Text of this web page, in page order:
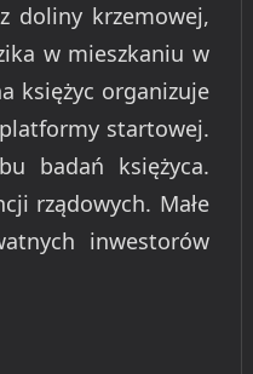
doliny krzemowej,
w mieszkaniu w
księżyc organizuje
startowej.
badań księżyca.
rządowych. Małe
inwestorów